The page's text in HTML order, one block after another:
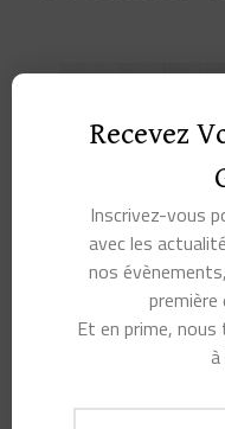
LES POUPÉES DE
AU CROCHET
17,90€
Recevez
Inscrivez-vous
avec les
nos
première
Et en prime,